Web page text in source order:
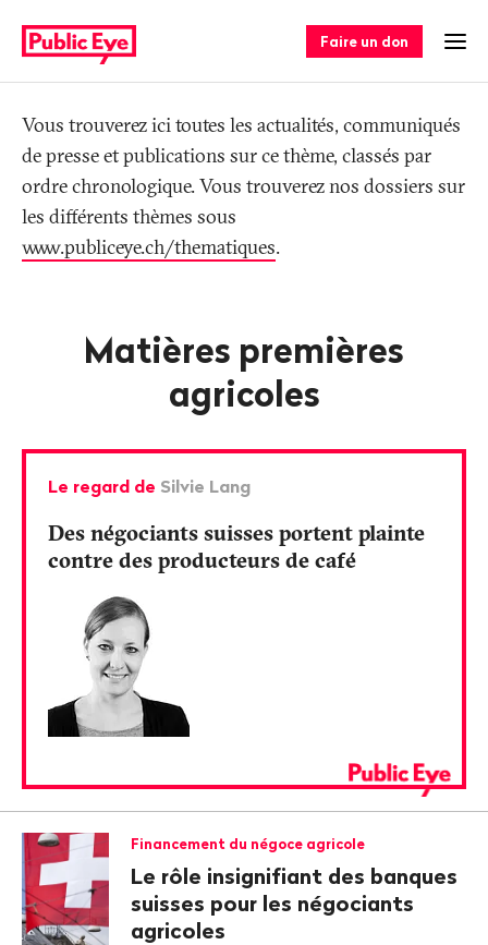
sur
publiceye.ch
rapide
Faire un don
TagVous trouverez ici toutes les actualités, communiqués
de presse et publications sur ce thème, classés par
ordre chronologique. Vous trouverez nos dossiers sur
les différents thèmes sous
www.publiceye.ch/thematiques.
Matières premières
agricoles
Le regard de Silvie Lang
Des négociants suisses portent plainte
contre des producteurs de café
Financement du négoce agricole
Le rôle insignifiant des banques
suisses pour les négociants
agricoles